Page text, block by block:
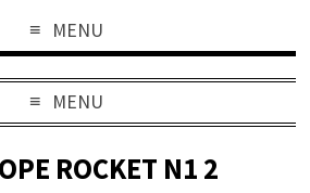
MENU
MENU
ROCKET N1 2